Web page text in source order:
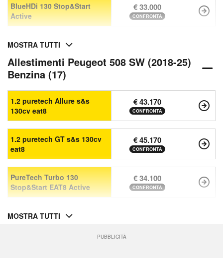
BlueHDi 130 Stop&Start
Active
€ 33.000
CONFRONTA
MOSTRA TUTTI
Allestimenti Peugeot 508 SW (2018-25)
Benzina (17)
1.2 puretech Allure s&s
130cv eat8
€ 43.170
CONFRONTA
1.2 puretech GT s&s 130cv
eat8
€ 45.170
CONFRONTA
PureTech Turbo 130
Stop&Start EAT8 Active
€ 34.100
CONFRONTA
MOSTRA TUTTI
PUBBLICITÀ